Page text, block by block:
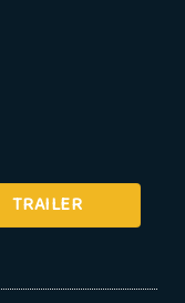
TRAILER